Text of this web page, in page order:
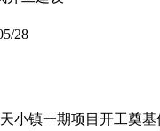
28
小镇一期项目开工奠